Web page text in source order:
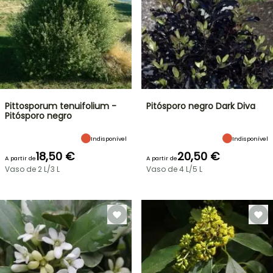
Pittosporum tenuifolium -
Pitósporo negro
Indisponível
A partir de18,50 €
Vaso de 2 L/3 L
Pitósporo negro Dark Diva
Indisponível
A partir de20,50 €
Vaso de 4 L/5 L